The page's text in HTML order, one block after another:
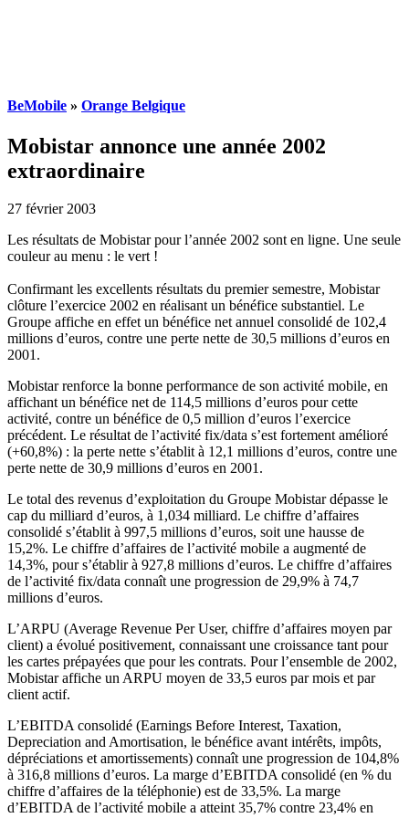
BeMobile » Orange Belgique
Mobistar annonce une année 2002
extraordinaire
27 février 2003
Les résultats de Mobistar pour l’année 2002 sont en ligne. Une seule
couleur au menu : le vert !
Confirmant les excellents résultats du premier semestre, Mobistar
clôture l’exercice 2002 en réalisant un bénéfice substantiel. Le
Groupe affiche en effet un bénéfice net annuel consolidé de 102,4
millions d’euros, contre une perte nette de 30,5 millions d’euros en
2001.
Mobistar renforce la bonne performance de son activité mobile, en
affichant un bénéfice net de 114,5 millions d’euros pour cette
activité, contre un bénéfice de 0,5 million d’euros l’exercice
précédent. Le résultat de l’activité fix/data s’est fortement amélioré
(+60,8%) : la perte nette s’établit à 12,1 millions d’euros, contre une
perte nette de 30,9 millions d’euros en 2001.
Le total des revenus d’exploitation du Groupe Mobistar dépasse le
cap du milliard d’euros, à 1,034 milliard. Le chiffre d’affaires
consolidé s’établit à 997,5 millions d’euros, soit une hausse de
15,2%. Le chiffre d’affaires de l’activité mobile a augmenté de
14,3%, pour s’établir à 927,8 millions d’euros. Le chiffre d’affaires
de l’activité fix/data connaît une progression de 29,9% à 74,7
millions d’euros.
L’ARPU (Average Revenue Per User, chiffre d’affaires moyen par
client) a évolué positivement, connaissant une croissance tant pour
les cartes prépayées que pour les contrats. Pour l’ensemble de 2002,
Mobistar affiche un ARPU moyen de 33,5 euros par mois et par
client actif.
L’EBITDA consolidé (Earnings Before Interest, Taxation,
Depreciation and Amortisation, le bénéfice avant intérêts, impôts,
dépréciations et amortissements) connaît une progression de 104,8%
à 316,8 millions d’euros. La marge d’EBITDA consolidé (en % du
chiffre d’affaires de la téléphonie) est de 33,5%. La marge
d’EBITDA de l’activité mobile a atteint 35,7% contre 23,4% en